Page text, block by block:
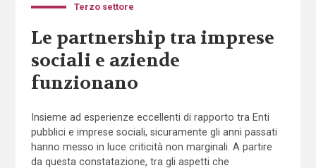
Terzo settore
Le partnership tra imprese
sociali e aziende
funzionano
Insieme ad esperienze eccellenti di rapporto tra Enti
pubblici e imprese sociali, sicuramente gli anni passati
hanno messo in luce criticità non marginali. A partire
da questa constatazione, tra gli aspetti che